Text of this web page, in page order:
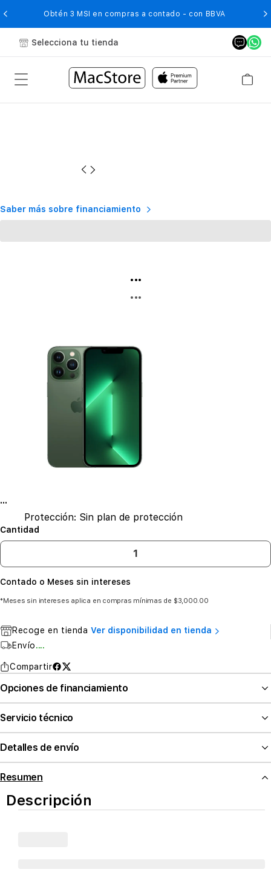
Obtén 3 MSI en compras a contado - con BBVA
Selecciona tu tienda
Saber más sobre financiamiento
...
...
...
Protección: Sin plan de protección
Cantidad
Contado o Meses sin intereses
*Meses sin intereses aplica en compras mínimas de $3,000.00
Recoge en tienda Ver disponibilidad en tienda
Envío....
Compartir
Opciones de financiamiento
Servicio técnico
Detalles de envío
Resumen
Descripción